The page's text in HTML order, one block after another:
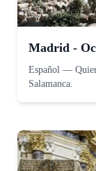
Madrid -
Español —
Salamanca.